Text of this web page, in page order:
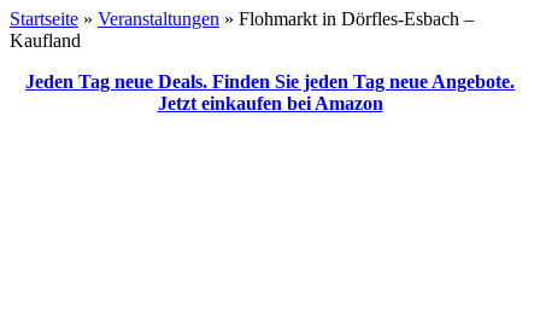
Startseite » Veranstaltungen » Flohmarkt in Dörfles-Esbach –
Kaufland
Jeden Tag neue Deals. Finden Sie jeden Tag neue Angebote.
Jetzt einkaufen bei Amazon